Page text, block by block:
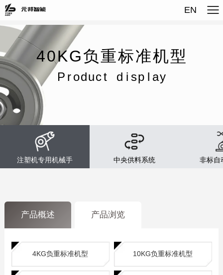
EN
40KG负重标准机型
P roduct d i sp l ay
注塑机专用机械手 中央供料系统 非标自
产品概述 产品浏览
4KG负重标准机型 10KG负重标准机型